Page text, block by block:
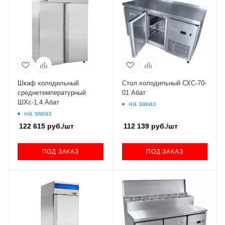
Шкаф холодильный
среднетемпературный
ШХс-1,4 Абат
на заказ
122 615 руб./шт
ПОД ЗАКАЗ
Стол холодильный СХС-70-
01 Абат
на заказ
112 139руб./шт
ПОД ЗАКАЗ